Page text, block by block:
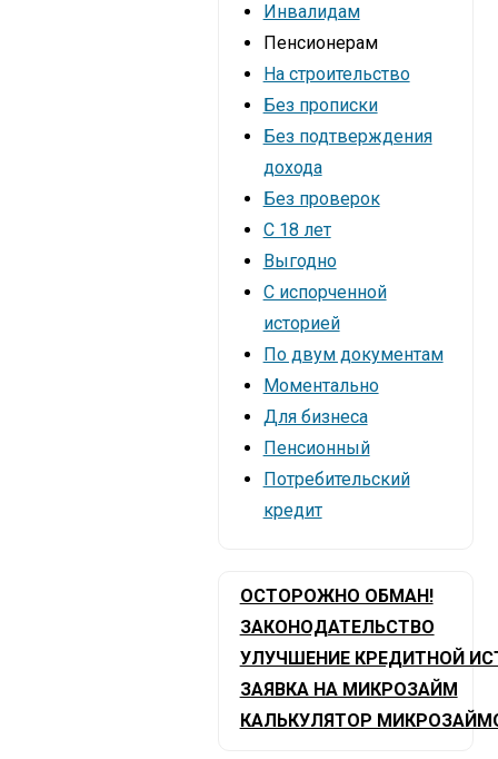
Инвалидам
Пенсионерам
На строительство
Без прописки
Без подтверждения
дохода
Без проверок
С 18 лет
Выгодно
С испорченной
историей
По двум документам
Моментально
Для бизнеса
Пенсионный
Потребительский
кредит
ОСТОРОЖНО ОБМАН!
ЗАКОНОДАТЕЛЬСТВО
УЛУЧШЕНИЕ КРЕДИТНОЙ
ЗАЯВКА НА МИКРОЗАЙМ
КАЛЬКУЛЯТОР